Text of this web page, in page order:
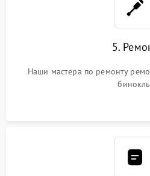
5.
Наши мастера по ремонту